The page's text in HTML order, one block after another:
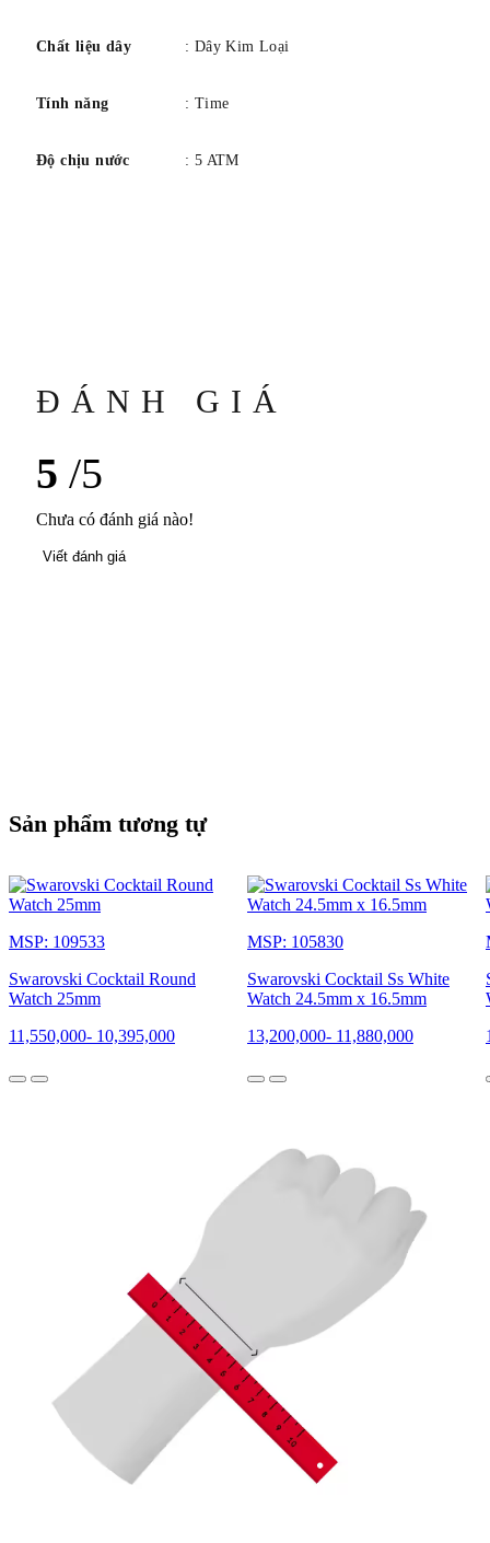
Chất liệu dây : Dây Kim Loại
Tính năng : Time
Độ chịu nước : 5 ATM
ĐÁNH GIÁ
5 /5
Chưa có đánh giá nào!
Viết đánh giá
Sản phẩm tương tự
MSP: 109533
Swarovski Cocktail Round
Watch 25mm
11,550,000- 10,395,000
MSP: 105830
Swarovski Cocktail Ss White
Watch 24.5mm x 16.5mm
13,200,000- 11,880,000